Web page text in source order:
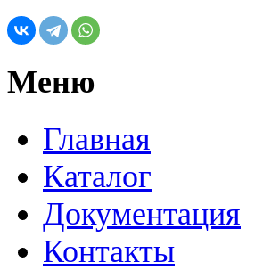
Меню
Главная
Каталог
Документация
Контакты